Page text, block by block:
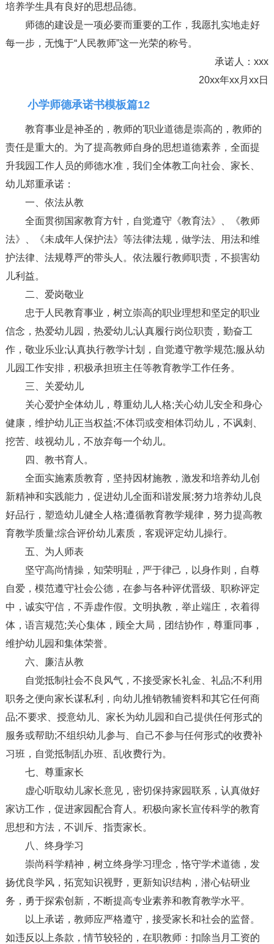
培养学生具有良好的思想品德。
师德的建设是一项必要而重要的工作，我愿扎实地走好
每一步，无愧于“人民教师”这一光荣的称号。
承诺人：xxx
20xx年xx月xx日
小学师德承诺书模板篇12
教育事业是神圣的，教师的'职业道德是崇高的，教师的
责任是重大的。为了提高教师自身的思想道德素养，全面提
升我园工作人员的师德水准，我们全体教工向社会、家长、
幼儿郑重承诺：
一、依法从教
全面贯彻国家教育方针，自觉遵守《教育法》、《教师
法》、《未成年人保护法》等法律法规，做学法、用法和维
护法律、法规尊严的带头人。依法履行教师职责，不损害幼
儿利益。
二、爱岗敬业
忠于人民教育事业，树立崇高的职业理想和坚定的职业
信念，热爱幼儿园，热爱幼儿;认真履行岗位职责，勤奋工
作，敬业乐业;认真执行教学计划，自觉遵守教学规范;服从幼
儿园工作安排，积极承担班主任等教育教学工作任务。
三、关爱幼儿
关心爱护全体幼儿，尊重幼儿人格;关心幼儿安全和身心
健康，维护幼儿正当权益;不体罚或变相体罚幼儿，不讽刺、
挖苦、歧视幼儿，不放弃每一个幼儿。
四、教书育人。
全面实施素质教育，坚持因材施教，激发和培养幼儿创
新精神和实践能力，促进幼儿全面和谐发展;努力培养幼儿良
好品行，塑造幼儿健全人格;遵循教育教学规律，努力提高教
育教学质量;综合评价幼儿素质，客观评定幼儿操行。
五、为人师表
坚守高尚情操，知荣明耻，严于律己，以身作则，自尊
自爱，模范遵守社会公德，在参与各种评优晋级、职称评定
中，诚实守信，不弄虚作假。文明执教，举止端庄，衣着得
体，语言规范;关心集体，顾全大局，团结协作，尊重同事，
维护幼儿园和集体荣誉。
六、廉洁从教
自觉抵制社会不良风气，不接受家长礼金、礼品;不利用
职务之便向家长谋私利，向幼儿推销教辅资料和其它任何商
品;不要求、授意幼儿、家长为幼儿园和自己提供任何形式的
服务或帮助;不组织幼儿参与、自己不参与任何形式的收费补
习班，自觉抵制乱办班、乱收费行为。
七、尊重家长
虚心听取幼儿家长意见，密切保持家园联系，认真做好
家访工作，促进家园配合育人。积极向家长宣传科学的教育
思想和方法，不训斥、指责家长。
八、终身学习
崇尚科学精神，树立终身学习理念，恪守学术道德，发
扬优良学风，拓宽知识视野，更新知识结构，潜心钻研业
务，勇于探索创新，不断提高专业素养和教育教学水平。
以上承诺，教师应严格遵守，接受家长和社会的监督。
如违反以上条款，情节较轻的，在职教师：扣除当月工资的